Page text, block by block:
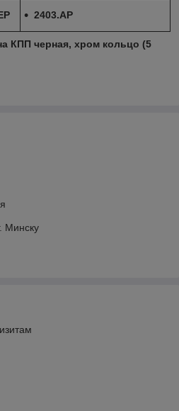
2403.AP
КПП черная, хром кольцо (5
Минску